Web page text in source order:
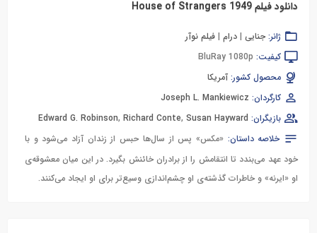
دانلود فیلم House of Strangers 1949
ژانر: جنایی | درام | فیلم نوآر
کیفیت: BluRay 1080p
محصول کشور: آمریکا
کارگردان: Joseph L. Mankiewicz
بازیگران:
Edward G. Robinson, Richard Conte, Susan Hayward
خلاصه داستان:«مکس» پس از سال‌ها حبس از زندان آزاد می‌شود و با
خود عهد می‌بندد تا انتقامش را از برادران خائنش بگیرد. در این میان معشوقه‌ی
او «ایرنه» و خاطرات گذشته‌ی او چشم‌اندازی وسیع‌تر برای او ایجاد می‌کنند.